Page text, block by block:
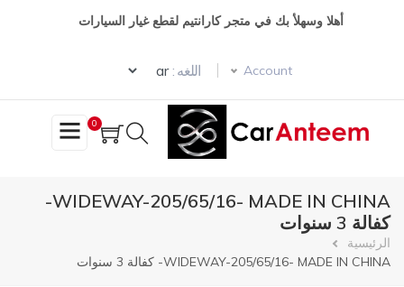
أهلا وسهلأ بك في متجر كارانتيم لقطع غيار السيارات
Account اللغه :
Select your language
0
WIDEWAY-205/65/16- MADE IN CHINA-
كفالة 3 سنوات
مسار
الرئيسية
WIDEWAY-205/65/16- MADE IN CHINA- كفالة 3 سنوات